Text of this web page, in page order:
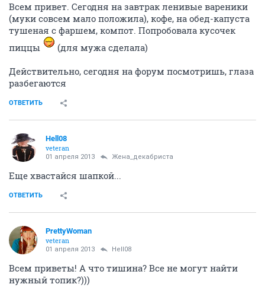
Всем привет. Сегодня на завтрак ленивые вареники
(муки совсем мало положила), кофе, на обед-капуста
тушеная с фаршем, компот. Попробовала кусочек
пиццы
(для мужа сделала)
Действительно, сегодня на форум посмотришь, глаза
разбегаются
ОТВЕТИТЬ
Hell08
veteran
01 апреля 2013 Жена_декабриста
Еще хвастайся шапкой...
ОТВЕТИТЬ
PrettyWoman
veteran
01 апреля 2013 Hell08
Всем приветы! А что тишина? Все не могут найти
нужный топик?)))